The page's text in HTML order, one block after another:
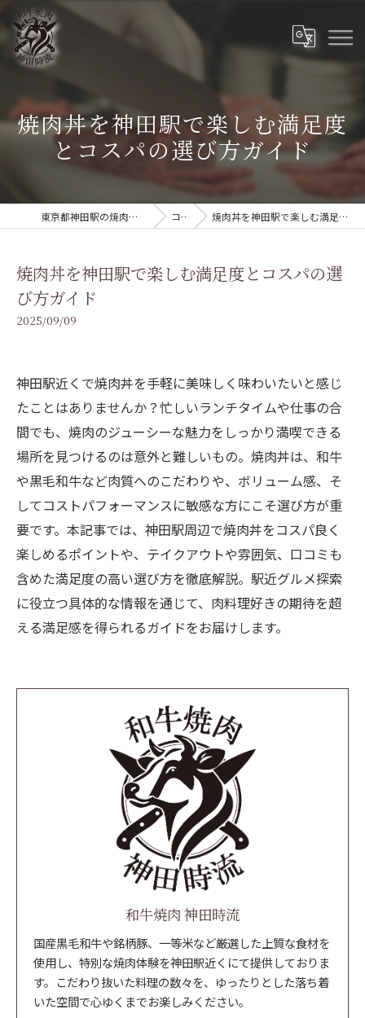
焼肉丼を神田駅で楽しむ満足度
とコスパの選び方ガイド
東京都神田駅の焼肉なら和牛焼肉 神田時流 コラム 焼肉丼を神田駅で楽しむ満足度とコスパの選び方ガイド
焼肉丼を神田駅で楽しむ満足度とコスパの選
び方ガイド
2025/09/09
神田駅近くで焼肉丼を手軽に美味しく味わいたいと感じ
たことはありませんか？忙しいランチタイムや仕事の合
間でも、焼肉のジューシーな魅力をしっかり満喫できる
場所を見つけるのは意外と難しいもの。焼肉丼は、和牛
や黒毛和牛など肉質へのこだわりや、ボリューム感、そ
してコストパフォーマンスに敏感な方にこそ選び方が重
要です。本記事では、神田駅周辺で焼肉丼をコスパ良く
楽しめるポイントや、テイクアウトや雰囲気、口コミも
含めた満足度の高い選び方を徹底解説。駅近グルメ探索
に役立つ具体的な情報を通じて、肉料理好きの期待を超
える満足感を得られるガイドをお届けします。
和牛焼肉 神田時流
国産黒毛和牛や銘柄豚、一等米など厳選した上質な食材を
使用し、特別な焼肉体験を神田駅近くにて提供しておりま
す。こだわり抜いた料理の数々を、ゆったりとした落ち着
いた空間で心ゆくまでお楽しみください。